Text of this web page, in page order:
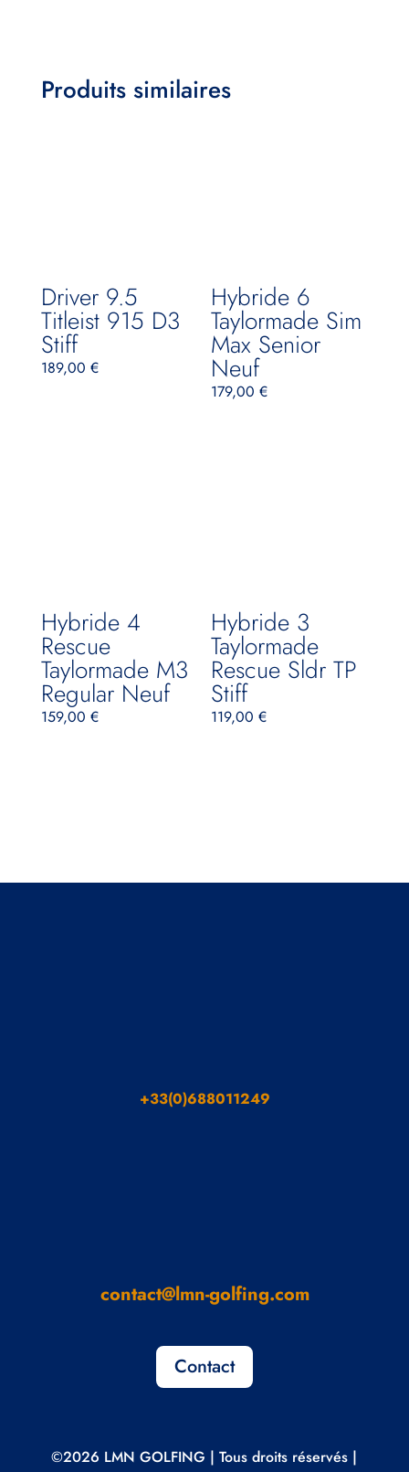
Produits similaires
Driver 9.5
Titleist 915 D3
Stiff
189,00 €
Hybride 6
Taylormade Sim
Max Senior
Neuf
179,00€
Hybride 4
Rescue
Taylormade M3
Regular Neuf
159,00 €
Hybride 3
Taylormade
Rescue Sldr TP
Stiff
119,00€
+33(0)688011249
contact@lmn-golfing.com
Contact
©2026 LMN GOLFING | Tous droits réservés |